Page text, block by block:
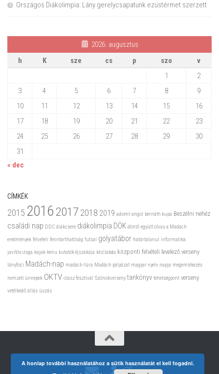
Országos Diákolimpia: Lány gerelycsapatunk ezüstérmet szerzett
2026. augusztus
h
K sze cs p szo
v
1
2
3
4 5 6 7 8
9
10
11 12 13 14 15
16
17
18 19 20 21 22
23
24
25 26 27 28 29
30
31
« dec
CÍMKÉK
2015 20162017 2018 2019 advent angol bernáth kupa Beszélni nehéz
családi nap DDC diákcsere diákolimpia DÖK döntő együtt olvas a Madách
eredmények felvételi fenntarthatóság futsal golyatábor határtalanul
informatika
javítóvizsga kajak-kenu kutatók éjszakája kézilabda központi felvételi levelező verseny
lányfoci Madách-nap madách-túra Madách pályázat magyar nyelv napja megemlékezés
nemzeti ünnepek OKTV olasz fesztivál Szónokverseny tankönyv tehetségpont verseny
vetélkedő állás úszás
A honlap további használatához a sütik használatát el kell fogadni.